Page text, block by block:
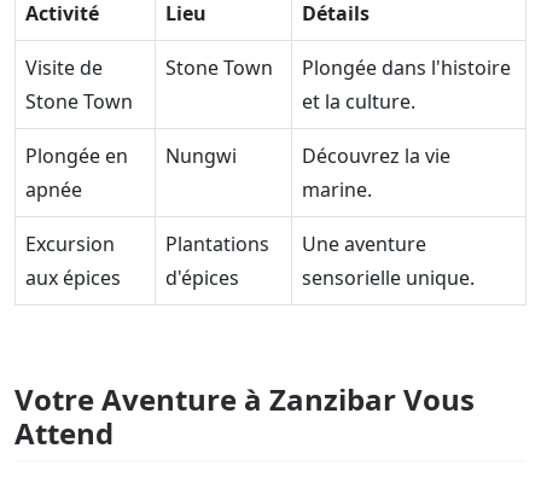
Activité Lieu Détails
Visite de
Stone Town
Stone Town
Plongée dans l'histoire
et la culture.
Plongée en
apnée
Nungwi
Découvrez la vie
marine.
Excursion
aux épices
Plantations
d'épices
Une aventure
sensorielle unique.
Votre Aventure à Zanzibar Vous
Attend